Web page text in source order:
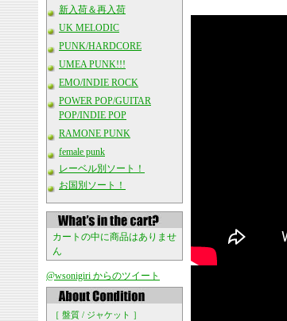
新入荷＆再入荷
UK MELODIC
PUNK/HARDCORE
UMEA PUNK!!!
EMO/INDIE ROCK
POWER POP/GUITAR
POP/INDIE POP
RAMONE PUNK
female punk
レーベル別ソート！
お国別ソート！
カートの中に商品はありませ
ん
@wsonigiri からのツイート
［ 盤質 / ジャケット ］